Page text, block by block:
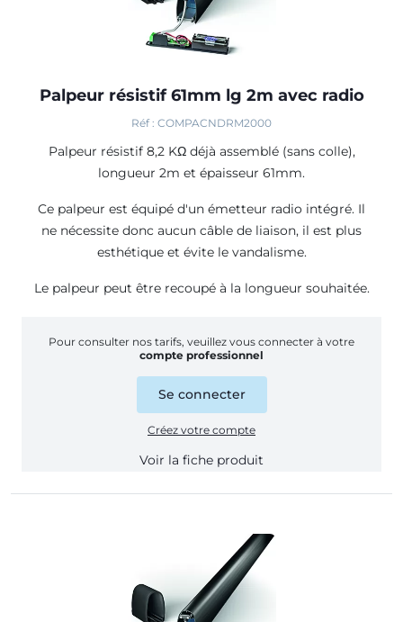
Palpeur résistif 61mm lg 2m avec radio
Réf : COMPACNDRM2000
Palpeur résistif 8,2 KΩ déjà assemblé (sans colle),
longueur 2m et épaisseur 61mm.
Ce palpeur est équipé d'un émetteur radio intégré. Il
ne nécessite donc aucun câble de liaison, il est plus
esthétique et évite le vandalisme.
Le palpeur peut être recoupé à la longueur souhaitée.
Pour consulter nos tarifs, veuillez vous connecter à votre
compte professionnel
Se connecter
Créez votre compte
Voir la fiche produit